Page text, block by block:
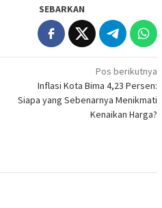
SEBARKAN
Pos berikutnya
Inflasi Kota Bima 4,23 Persen:
Siapa yang Sebenarnya Menikmati
Kenaikan Harga?